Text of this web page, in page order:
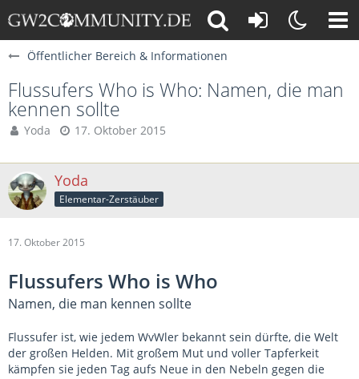
Öffentlicher Bereich & Informationen
Flussufers Who is Who: Namen, die man
kennen sollte
Yoda 17. Oktober 2015
Yoda
Elementar-Zerstäuber
17. Oktober 2015
Flussufers Who is Who
Namen, die man kennen sollte
Flussufer ist, wie jedem WvWler bekannt sein dürfte, die Welt
der großen Helden. Mit großem Mut und voller Tapferkeit
kämpfen sie jeden Tag aufs Neue in den Nebeln gegen die